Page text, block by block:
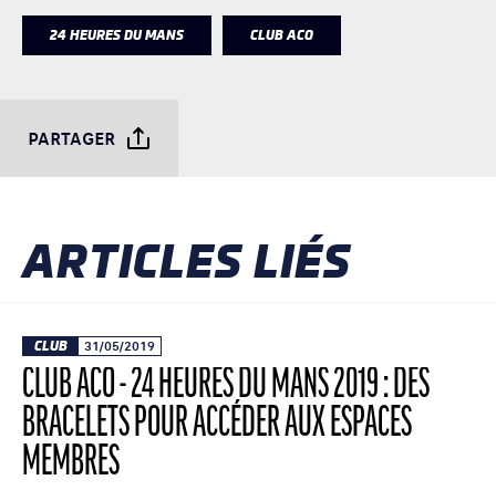
24 HEURES DU MANS CLUB ACO
PARTAGER
ARTICLES LIÉS
CLUB 31/05/2019
CLUB ACO - 24 HEURES DU MANS 2019 : DES
BRACELETS POUR ACCÉDER AUX ESPACES
MEMBRES